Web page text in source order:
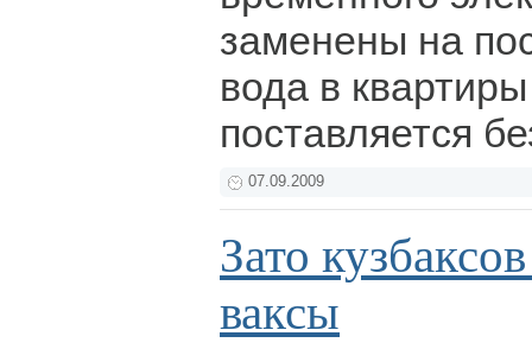
заменены на
вода в
поставляется
07.09.2009
Зато
ваксы